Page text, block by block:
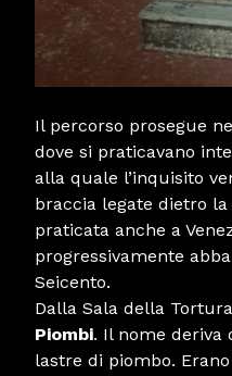
Il percorso prosegue
dove si praticavano
alla quale l’inquisito
braccia legate dietro
praticata anche a
progressivamente
Seicento.
Dalla Sala della
Piombi. Il nome deriva
lastre di piombo.